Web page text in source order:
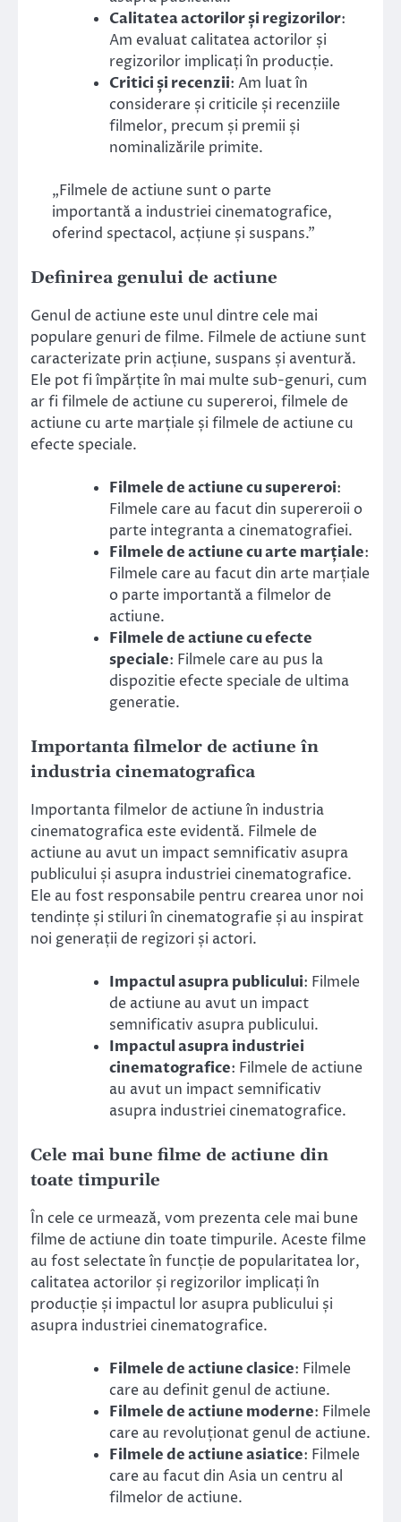
Calitatea actorilor și regizorilor:
Am evaluat calitatea actorilor și
regizorilor implicați în producție.
Critici și recenzii: Am luat în
considerare și criticile și recenziile
filmelor, precum și premii și
nominalizările primite.
„Filmele de actiune sunt o parte
importantă a industriei cinematografice,
oferind spectacol, acțiune și suspans.”
Definirea genului de actiune
Genul de actiune este unul dintre cele mai
populare genuri de filme. Filmele de actiune sunt
caracterizate prin acțiune, suspans și aventură.
Ele pot fi împărțite în mai multe sub-genuri, cum
ar fi filmele de actiune cu supereroi, filmele de
actiune cu arte marțiale și filmele de actiune cu
efecte speciale.
Filmele de actiune cu supereroi:
Filmele care au facut din supereroii o
parte integranta a cinematografiei.
Filmele de actiune cu arte marțiale:
Filmele care au facut din arte marțiale
o parte importantă a filmelor de
actiune.
Filmele de actiune cu efecte
speciale: Filmele care au pus la
dispozitie efecte speciale de ultima
generatie.
Importanta filmelor de actiune în
industria cinematografica
Importanta filmelor de actiune în industria
cinematografica este evidentă. Filmele de
actiune au avut un impact semnificativ asupra
publicului și asupra industriei cinematografice.
Ele au fost responsabile pentru crearea unor noi
tendințe și stiluri în cinematografie și au inspirat
noi generații de regizori și actori.
Impactul asupra publicului: Filmele
de actiune au avut un impact
semnificativ asupra publicului.
Impactul asupra industriei
cinematografice: Filmele de actiune
au avut un impact semnificativ
asupra industriei cinematografice.
Cele mai bune filme de actiune din
toate timpurile
În cele ce urmează, vom prezenta cele mai bune
filme de actiune din toate timpurile. Aceste filme
au fost selectate în funcție de popularitatea lor,
calitatea actorilor și regizorilor implicați în
producție și impactul lor asupra publicului și
asupra industriei cinematografice.
Filmele de actiune clasice: Filmele
care au definit genul de actiune.
Filmele de actiune moderne: Filmele
care au revoluționat genul de actiune.
Filmele de actiune asiatice: Filmele
care au facut din Asia un centru al
filmelor de actiune.